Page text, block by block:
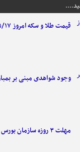
قیمت طلا و سکه امروز ۱۴۰۵/۰۵/۱۷
وجود شواهدی مبنی بر
مهلت ۳ روزه سازمان بورس به هلدینگ خلیج فارس